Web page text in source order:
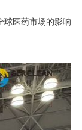
医药市场的影响